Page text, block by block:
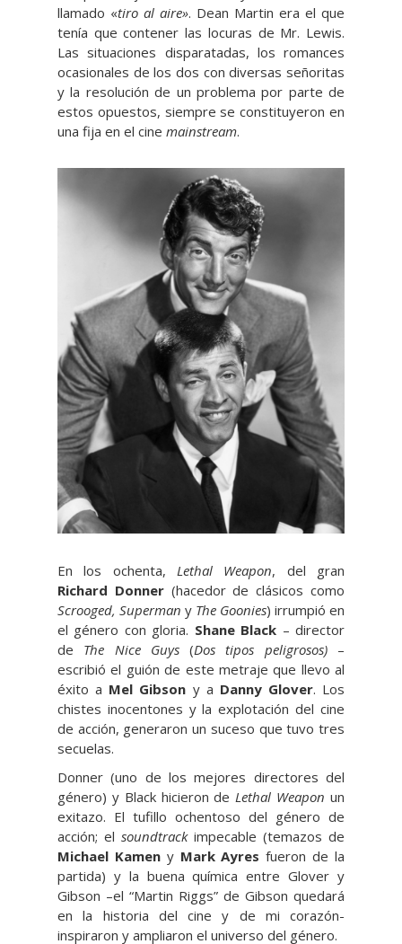
llamado «tiro al aire». Dean Martin era el que
tenía que contener las locuras de Mr. Lewis.
Las situaciones disparatadas, los romances
ocasionales de los dos con diversas señoritas
y la resolución de un problema por parte de
estos opuestos, siempre se constituyeron en
una fija en el cine mainstream.
En los ochenta, Lethal Weapon, del gran
Richard Donner(hacedor de clásicos como
Scrooged, Superman y The Goonies) irrumpió en
el género con gloria. Shane Black – director
de The Nice Guys(Dos tipos peligrosos)–
escribió el guión de este metraje que llevo al
éxito a Mel Gibson y a Danny Glover. Los
chistes inocentones y la explotación del cine
de acción, generaron un suceso que tuvo tres
secuelas.
Donner (uno de los mejores directores del
género) y Black hicieron deLethal Weapon un
exitazo. El tufillo ochentoso del género de
acción; el soundtrack impecable (temazos de
Michael Kameny Mark Ayres fueron de la
partida) y la buena química entre Glover y
Gibson –el “Martin Riggs” de Gibson quedará
en la historia del cine y de mi corazón-
inspiraron y ampliaron el universo del género.